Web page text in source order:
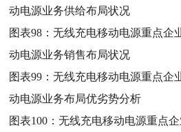
动电源业务供给布局状况
图表98：无线充电移动电源重点企
动电源业务销售布局状况
图表99：无线充电移动电源重点企
动电源业务布局优劣势分析
图表100：无线充电移动电源重点